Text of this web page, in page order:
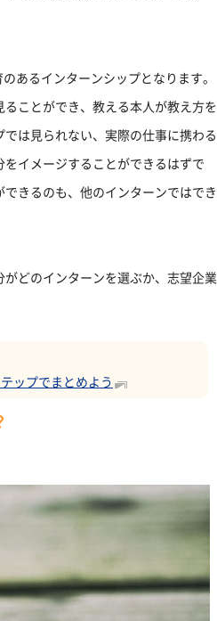
あるインターンシップとなります。
ことができ、教える本人が教え方を
は見られない、実際の仕事に携わる
イメージすることができるはずで
きるのも、他のインターンではでき
どのインターンを選ぶか、志望企業
ップでまとめよう